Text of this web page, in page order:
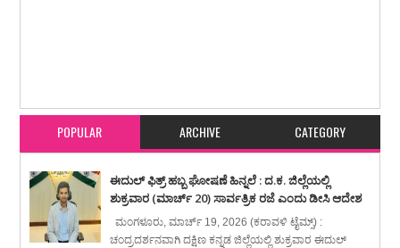
POPULAR ARCHIVE CATEGORY
ಈದುಲ್ ಫಿತ್ರ್ ಹಬ್ಬ ಘೋಷಣೆ ಹಿನ್ನಲೆ : ದ.ಕ. ಜಿಲ್ಲೆಯಲ್ಲಿ
ಶುಕ್ರವಾರ (ಮಾರ್ಚ್ 20) ಸಾರ್ವತ್ರಿಕ ರಜೆ ಎಂದು ಡೀಸಿ ಆದೇಶ
ಮಂಗಳೂರು, ಮಾರ್ಚ್ 19, 2026 (ಕರಾವಳಿ ಟೈಮ್ಸ್) :
ಚಂದ್ರದರ್ಶನವಾಗಿ ದಕ್ಷಿಣ ಕನ್ನಡ ಜಿಲ್ಲೆಯಲ್ಲಿ ಶುಕ್ರವಾರ ಈದುಲ್